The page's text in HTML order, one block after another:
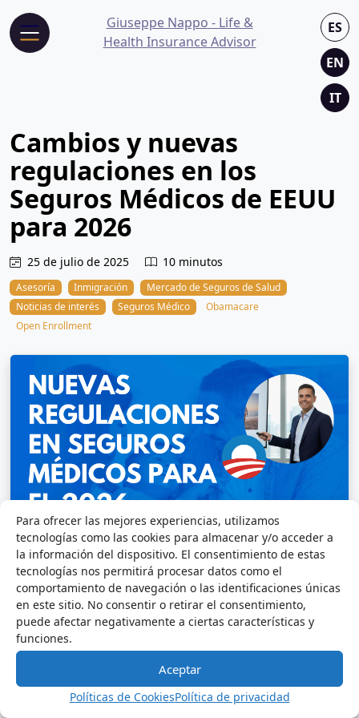
Para ofrecer las mejores experiencias, utilizamos
tecnologías como las cookies para almacenar y/o acceder a
la información del dispositivo. El consentimiento de estas
tecnologías nos permitirá procesar datos como el
comportamiento de navegación o las identificaciones únicas
en este sitio. No consentir o retirar el consentimiento,
puede afectar negativamente a ciertas características y
funciones.
Aceptar
Políticas de CookiesPolítica de privacidad
Giuseppe Nappo - Life &
Health Insurance Advisor
ES
EN
IT
Cambios y nuevas
regulaciones en los
Seguros Médicos de EEUU
para 2026
25 de julio de 2025 10 minutos
Asesoría Inmigración
Mercado de Seguros de Salud
Noticias de interés
Seguros Médico
Obamacare
Open Enrollment
Existe mucha preocupación con las nuevas
regulaciones de los seguros médicos. En los
últimos meses, ha habido mucha
incertidumbre y preguntas sobre los
recientes cambios en las normativas de
seguros medicos en los Estados Unidos para